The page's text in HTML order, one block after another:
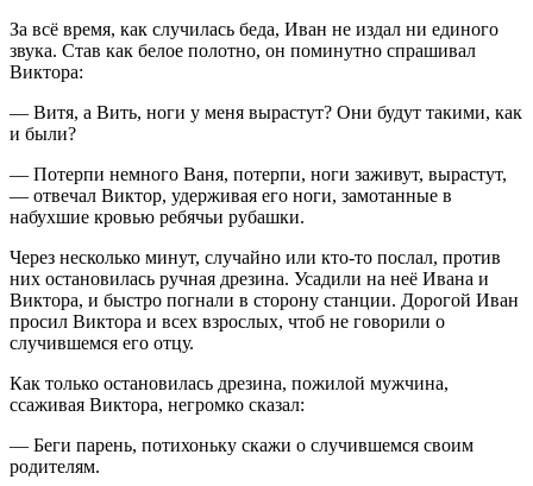
За всё время, как случилась беда, Иван не издал ни единого
звука. Став как белое полотно, он поминутно спрашивал
Виктора:
— Витя, а Вить, ноги у меня вырастут? Они будут такими, как
и были?
— Потерпи немного Ваня, потерпи, ноги заживут, вырастут,
— отвечал Виктор, удерживая его ноги, замотанные в
набухшие кровью ребячьи рубашки.
Через несколько минут, случайно или кто-то послал, против
них остановилась ручная дрезина. Усадили на неё Ивана и
Виктора, и быстро погнали в сторону станции. Дорогой Иван
просил Виктора и всех взрослых, чтоб не говорили о
случившемся его отцу.
Как только остановилась дрезина, пожилой мужчина,
ссаживая Виктора, негромко сказал:
— Беги парень, потихоньку скажи о случившемся своим
родителям.